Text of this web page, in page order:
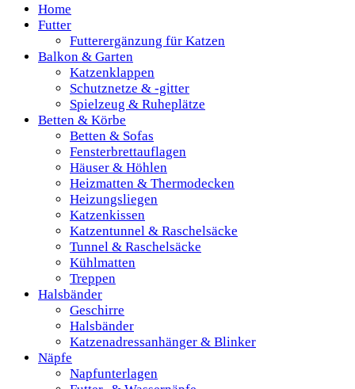
Home
Futter
Futterergänzung für Katzen
Balkon & Garten
Katzenklappen
Schutznetze & -gitter
Spielzeug & Ruheplätze
Betten & Körbe
Betten & Sofas
Fensterbrettauflagen
Häuser & Höhlen
Heizmatten & Thermodecken
Heizungsliegen
Katzenkissen
Katzentunnel & Raschelsäcke
Tunnel & Raschelsäcke
Kühlmatten
Treppen
Halsbänder
Geschirre
Halsbänder
Katzenadressanhänger & Blinker
Näpfe
Napfunterlagen